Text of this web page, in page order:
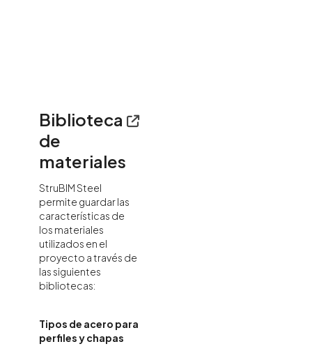
Biblioteca
de
materiales
StruBIM Steel
permite guardar las
características de
los materiales
utilizados en el
proyecto a través de
las siguientes
bibliotecas:
Tipos de acero para
perfiles y chapas